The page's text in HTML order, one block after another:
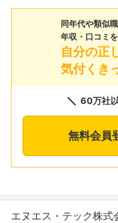
同年代や類似
年収・口コミ
自分の正
気付くき
60万社
無料会員
エヌエス・テック株式